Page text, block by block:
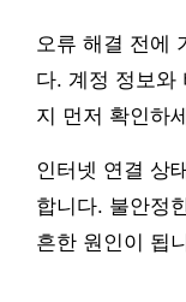
오류 해결 전에
다. 계정 정보와
지 먼저 확인하
인터넷 연결 상
합니다. 불안정
흔한 원인이 됩